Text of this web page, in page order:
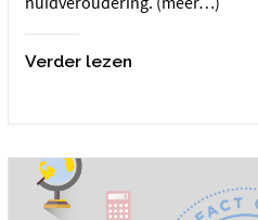
Verder lezen